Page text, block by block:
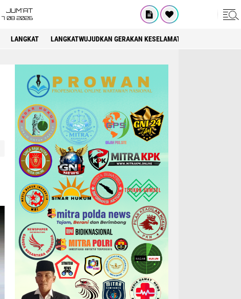
JUM'AT
7 08 2026
LANGKAT LANGKATWUJUDKAN GERAKAN KESELAMATAN BERLALU